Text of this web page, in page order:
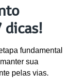
dicas!
fundamental
sua
pelas vias.